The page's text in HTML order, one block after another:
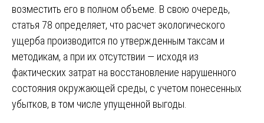
возместить его в полном объеме. В свою очередь,
статья 78 определяет, что расчет экологического
ущерба производится по утвержденным таксам и
методикам, а при их отсутствии — исходя из
фактических затрат на восстановление нарушенного
состояния окружающей среды, с учетом понесенных
убытков, в том числе упущенной выгоды.